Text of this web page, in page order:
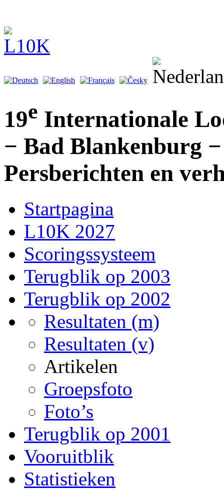
19e Internationale
− Bad Blankenburg −
Persberichten en
Startpagina
L10K 2027
Scoringssysteem
Terugblik op 2003
Terugblik op 2002
Resultaten (m)
Resultaten (v)
Artikelen
Groepsfoto
Foto’s
Terugblik op 2001
Vooruitblik
Statistieken